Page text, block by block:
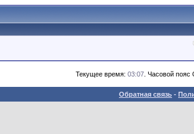
Текущее время: 03:07 . Часовой пояс
Обратная связь -